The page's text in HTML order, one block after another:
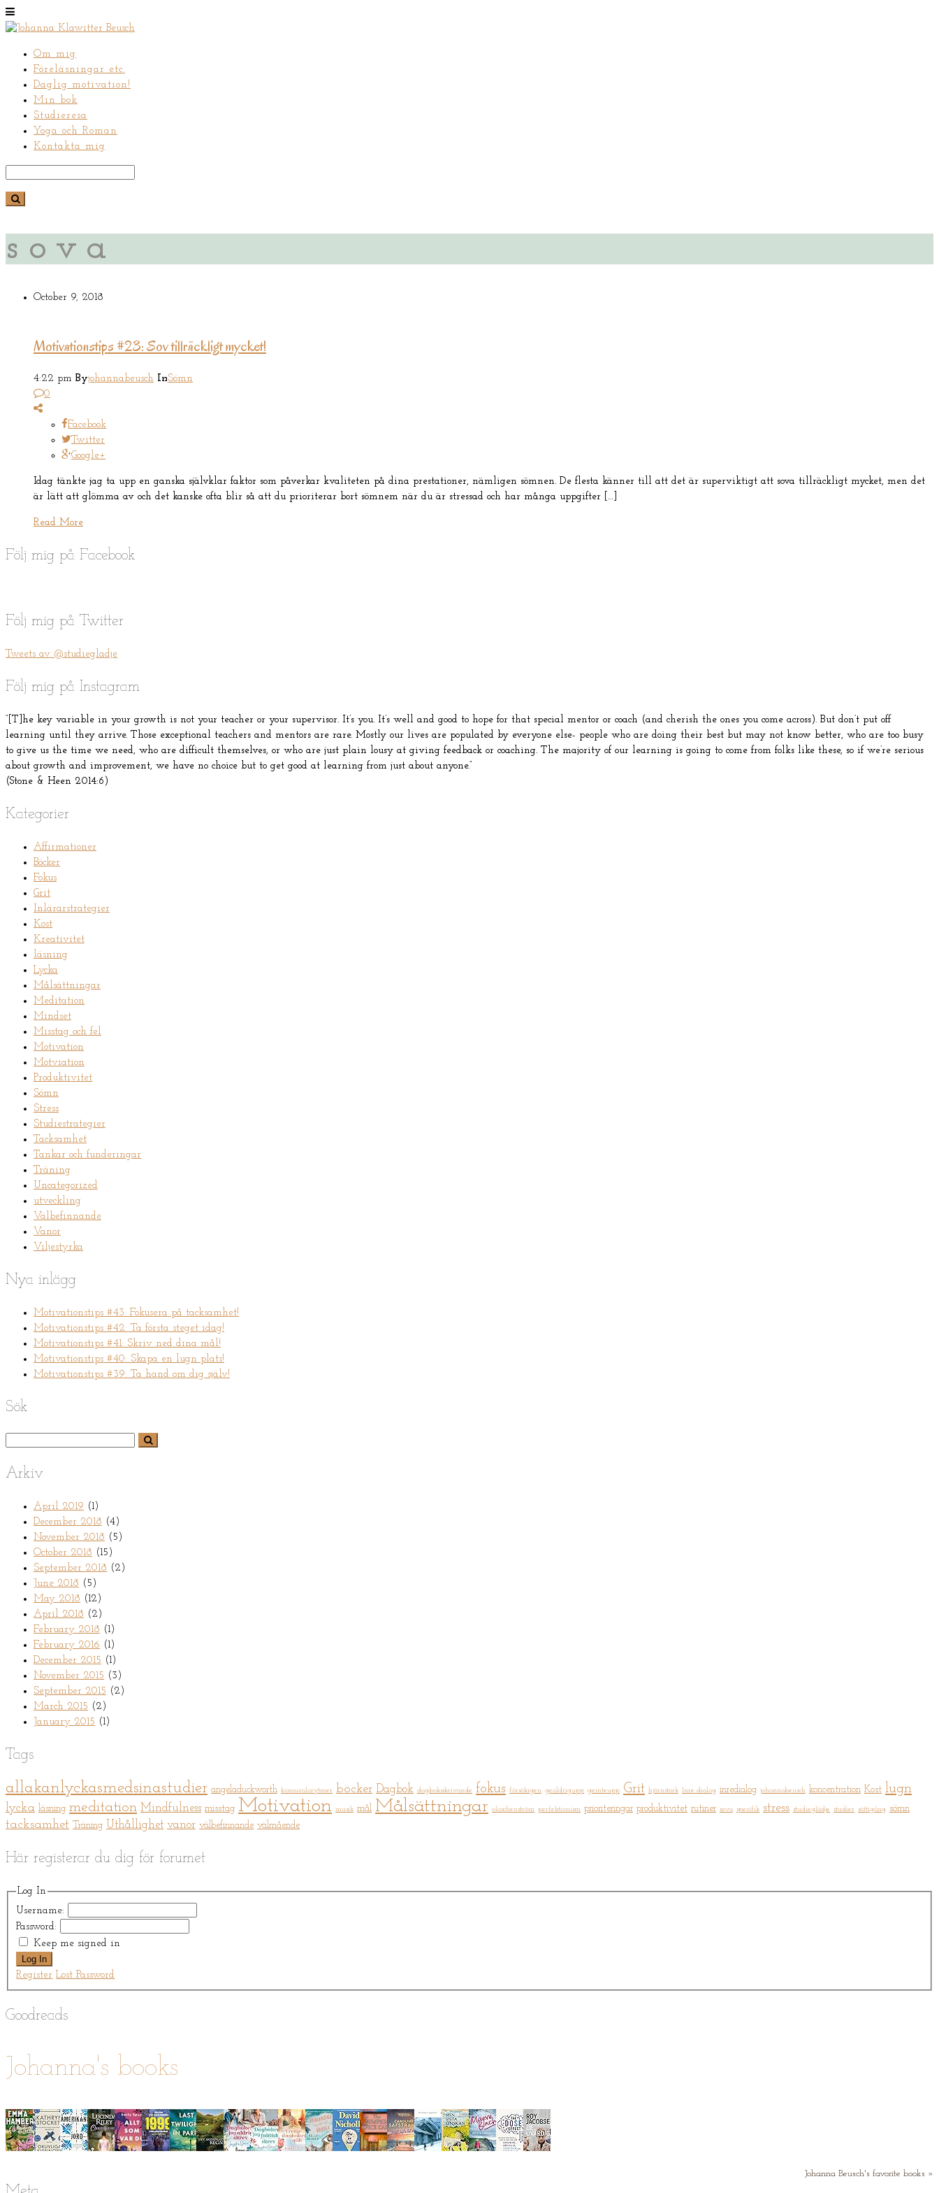
Om mig
Föreläsningar etc.
Daglig motivation!
Min bok
Studieresa
Yoga och Roman
Kontakta mig
sova
October 9, 2018
Motivationstips #23: Sov tillräckligt mycket!
4:22 pm Byjohannabeusch InSömn
0
Facebook
Twitter
Google+
Idag tänkte jag ta upp en ganska självklar faktor som påverkar kvaliteten på dina prestationer, nämligen sömnen. De flesta känner till att det är superviktigt att sova tillräckligt mycket, men det
är lätt att glömma av och det kanske ofta blir så att du prioriterar bort sömnem när du är stressad och har många uppgifter […]
Read More
Följ mig på Facebook
Följ mig på Twitter
Tweets av @studiegladje
Följ mig på Instagram
“[T]he key variable in your growth is not your teacher or your supervisor. It’s you. It’s well and good to hope for that special mentor or coach (and cherish the ones you come across). But don’t put off
learning until they arrive. Those exceptional teachers and mentors are rare. Mostly our lives are populated by everyone else- people who are doing their best but may not know better, who are too busy
to give us the time we need, who are difficult themselves, or who are just plain lousy at giving feedback or coaching. The majority of our learning is going to come from folks like these, so if we’re serious
about growth and improvement, we have no choice but to get good at learning from just about anyone.”
(Stone & Heen 2014:6)
Kategorier
Affirmationer
Böcker
Fokus
Grit
Inlärarstrategier
Kost
Kreativitet
läsning
Lycka
Målsättningar
Meditation
Mindset
Misstag och fel
Motivation
Motviation
Produktivitet
Sömn
Stress
Studiestrategier
Tacksamhet
Tankar och funderingar
Träning
Uncategorized
utveckling
Välbefinnande
Vanor
Viljestyrka
Nya inlägg
Motivationstips #43: Fokusera på tacksamhet!
Motivationstips #42: Ta första steget idag!
Motivationstips #41: Skriv ned dina mål!
Motivationstips #40: Skapa en lugn plats!
Motivationstips #39: Ta hand om dig själv!
Sök
Arkiv
April 2019 (1)
December 2018 (4)
November 2018 (5)
October 2018 (15)
September 2018 (2)
June 2018 (5)
May 2018 (12)
April 2018 (2)
February 2018 (1)
February 2016 (1)
December 2015 (1)
November 2015 (3)
September 2015 (2)
March 2015 (2)
January 2015 (1)
Tags
allakanlyckasmedsinastudier angeladuckworth binauralarytmer böcker Dagbok dagboksskrivande fokus försökigen gealdrigupp geinteupp Grit hjärnstark Inre dialog inredialog johannabeusch koncentration Kost lugn
lycka läsning meditation Mindfulness misstag Motivation musik mål Målsättningar olaschenström perfektionism prioriteringar produktivitet rutiner sova specifik stress studieglädje studier sättigång sömn
tacksamhet Träning Uthållighet vanor välbefinnande välmående
Här registerar du dig för forumet
Log In
Username:
Password:
Keep me signed in
Log In
Register Lost Password
Goodreads
Johanna's books
Johanna Beusch's favorite books »